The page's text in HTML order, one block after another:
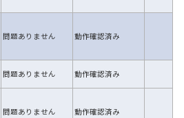
問題ありません 動作確認済み
問題ありません 動作確認済み
問題ありません 動作確認済み